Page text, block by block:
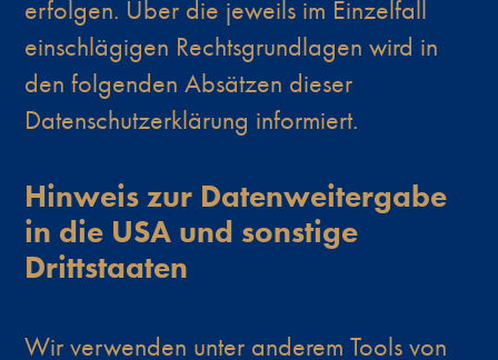
erfolgen. Über die jeweils im Einzelfall
einschlägigen Rechtsgrundlagen wird in
den folgenden Absätzen dieser
Datenschutzerklärung informiert.
Hinweis zur Datenweitergabe
in die USA und sonstige
Drittstaaten
Wir verwenden unter anderem Tools von